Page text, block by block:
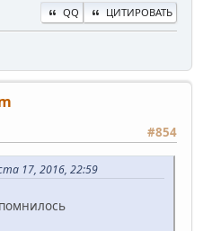
QQ ЦИТИРОВАТЬ
#854
17, 2016, 22:59